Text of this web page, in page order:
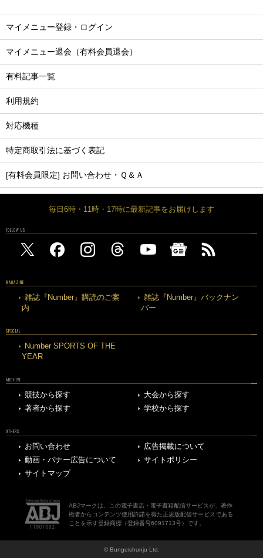
マイメニュー登録・ログイン
マイメニュー退会（有料会員退会）
有料記事一覧
利用規約
対応機種
特定商取引法に基づく表記
[有料会員限定] お問い合わせ・Ｑ＆Ａ
毎日6時・11時・17時に最新記事をお届けします
FOLLOW US
MAGAZINE
雑誌『Number』購読のご案
内
雑誌『Number』バックナン
バー
SPECIAL
Number SPORTS OF THE
YEAR
ARCHIVE
競技から探す
大会から探す
著者から探す
学校から探す
OTHERS
お問い合わせ
広告掲載について
動画・バナー広告について
サイトポリシー
サイトマップ
ABJマークは、この電子書店・電子書籍配信サービスが、著作
権者からコンテンツ使用許諾を得た正規版配信サービスである
ことを示す登録商標（登録番号6091713号）です。
© Bungeishunju Ltd.